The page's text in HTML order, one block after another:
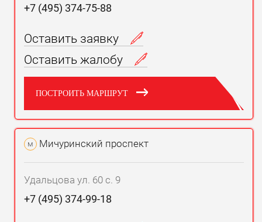
+7 (495) 374-75-88
Оставить заявку
Оставить жалобу
ПОСТРОИТЬ МАРШРУТ
м Мичуринский проспект
Удальцова ул. 60 с. 9
+7 (495) 374-99-18